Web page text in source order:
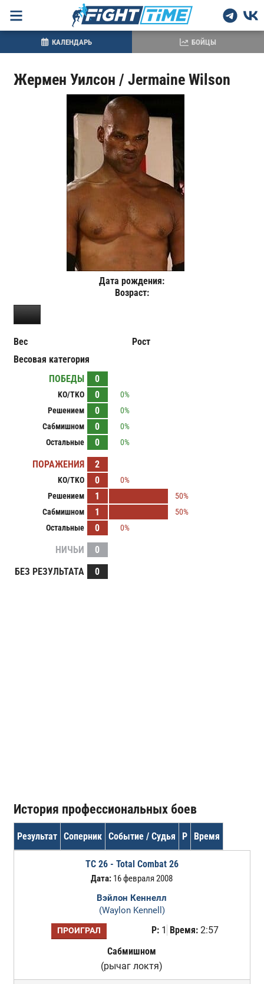
Жермен Уилсон / Jermaine Wilson
Дата рождения:
Возраст:
Вес
Рост
Весовая категория
ПОБЕДЫ
0
KO/TKO 0
0%
Решением
0
0%
Сабмишном
0
0%
Остальные
0 0%
ПОРАЖЕНИЯ 2
KO/TKO 0
0%
Решением
1
50%
Сабмишном
1
50%
Остальные
0 0%
НИЧЬИ
0
БЕЗ РЕЗУЛЬТАТА
0
История профессиональных боев
Результат Соперник Событие / Судья Р Время
TC 26 - Total Combat 26
Дата: 16 февраля 2008
Вэйлон Кеннелл
(Waylon Kennell)
ПРОИГРАЛ Р:1 Время:2:57
Сабмишном
(рычаг локтя)
КАЛЕНДАРЬ БОЙЦЫ